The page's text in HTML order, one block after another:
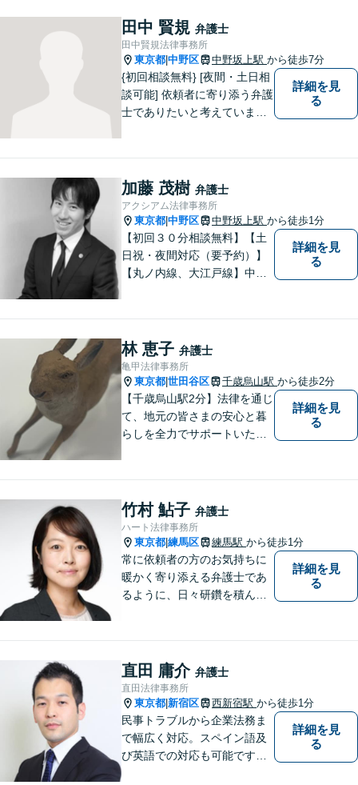
田中 賢規 弁護士
田中賢規法律事務所
東京都 中野区 中野坂上駅 から徒歩7分
{初回相談無料} [夜間・土日相
談可能] 依頼者に寄り添う弁護
士でありたいと考えていま
詳細を見
る
加藤 茂樹 弁護士
アクシアム法律事務所
東京都 中野区 中野坂上駅 から徒歩1分
【初回３０分相談無料】【土
日祝・夜間対応（要予約）】
【丸ノ内線、大江戸線】中野
密着型の弁護士です。 おかげ
さまで、都内のみならず全国
からご相談をいただいており
ます。
詳細を見
る
林 恵子 弁護士
亀甲法律事務所
東京都 世田谷区 千歳烏山駅 から徒歩2分
【千歳烏山駅2分】法律を通じ
て、地元の皆さまの安心と暮
らしを全力でサポートいたし
に複雑なお悩みでも、安心し
てご相談ください。※電話は
面談予約のみ。【地域密着型
の法律事務所】
詳細を見
る
竹村 鮎子 弁護士
ハート法律事務所
東京都 練馬区 練馬駅 から徒歩1分
常に依頼者の方のお気持ちに
暖かく寄り添える弁護士であ
るように、日々研鑽を積んで
相談を多く受けております。
皆様が明るい未来を進めるよ
うに、法律の面から力になり
ます。
詳細を見
る
直田 庸介 弁護士
直田法律事務所
東京都 新宿区 西新宿駅 から徒歩1分
民事トラブルから企業法務ま
で幅広く対応。スペイン語及
び英語での対応も可能です。
詳細を見
る